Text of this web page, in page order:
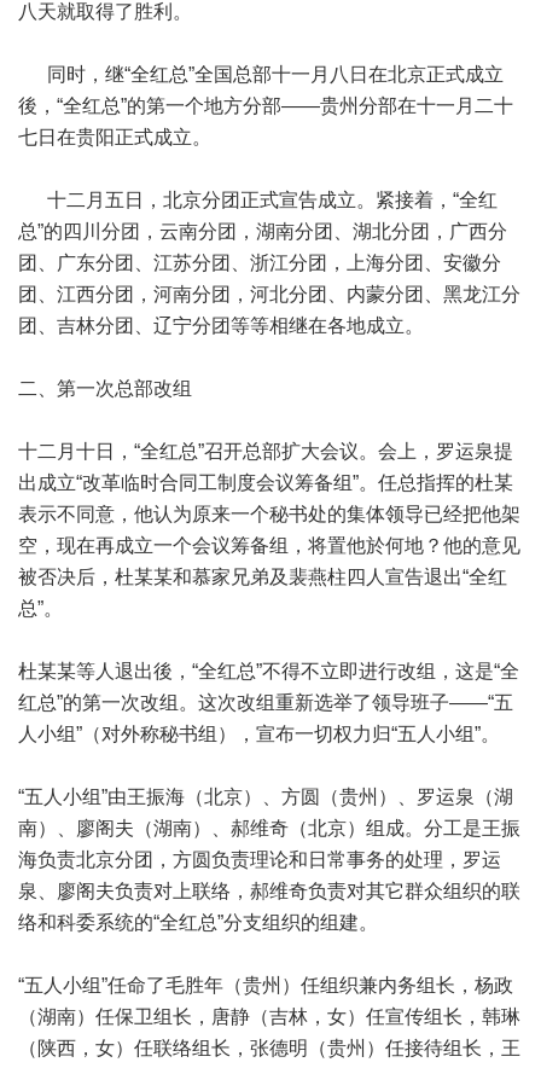
八天就取得了胜利。
同时，继“全红总”全国总部十一月八日在北京正式成立
後，“全红总”的第一个地方分部——贵州分部在十一月二十
七日在贵阳正式成立。
十二月五日，北京分团正式宣告成立。紧接着，“全红
总”的四川分团，云南分团，湖南分团、湖北分团，广西分
团、广东分团、江苏分团、浙江分团，上海分团、安徽分
团、江西分团，河南分团，河北分团、内蒙分团、黑龙江分
团、吉林分团、辽宁分团等等相继在各地成立。
二、第一次总部改组
十二月十日，“全红总”召开总部扩大会议。会上，罗运泉提
出成立“改革临时合同工制度会议筹备组”。任总指挥的杜某
表示不同意，他认为原来一个秘书处的集体领导已经把他架
空，现在再成立一个会议筹备组，将置他於何地？他的意见
被否决后，杜某某和慕家兄弟及裴燕柱四人宣告退出“全红
总”。
杜某某等人退出後，“全红总”不得不立即进行改组，这是“全
红总”的第一次改组。这次改组重新选举了领导班子——“五
人小组”（对外称秘书组），宣布一切权力归“五人小组”。
“五人小组”由王振海（北京）、方圆（贵州）、罗运泉（湖
南）、廖阁夫（湖南）、郝维奇（北京）组成。分工是王振
海负责北京分团，方圆负责理论和日常事务的处理，罗运
泉、廖阁夫负责对上联络，郝维奇负责对其它群众组织的联
络和科委系统的“全红总”分支组织的组建。
“五人小组”任命了毛胜年（贵州）任组织兼内务组长，杨政
（湖南）任保卫组长，唐静（吉林，女）任宣传组长，韩琳
（陕西，女）任联络组长，张德明（贵州）任接待组长，王